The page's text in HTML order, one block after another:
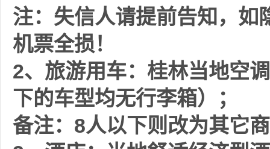
注：失信人请提前告知，如
机票全损！
2、旅游用车： 桂林当地空调
下的车型均无行李箱）；
备注： 8人以下则改为其它